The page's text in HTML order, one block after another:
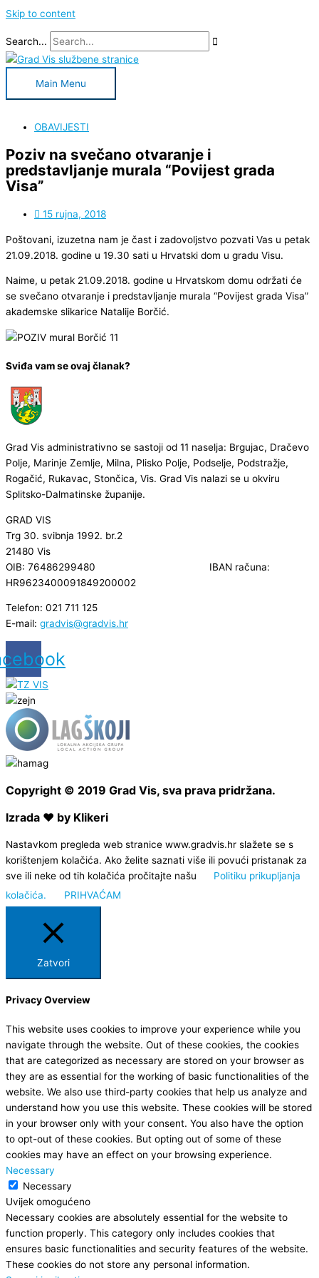
Skip to content
Search...
Main Menu
OBAVIJESTI
Poziv na svečano otvaranje i
predstavljanje murala “Povijest grada
Visa”
15 rujna, 2018
Poštovani, izuzetna nam je čast i zadovoljstvo pozvati Vas u petak
21.09.2018. godine u 19.30 sati u Hrvatski dom u gradu Visu.
Naime, u petak 21.09.2018. godine u Hrvatskom domu održati će
se svečano otvaranje i predstavljanje murala “Povijest grada Visa”
akademske slikarice Natalije Borčić.
Sviđa vam se ovaj članak?
Grad Vis administrativno se sastoji od 11 naselja: Brgujac, Dračevo
Polje, Marinje Zemlje, Milna, Plisko Polje, Podselje, Podstražje,
Rogačić, Rukavac, Stončica, Vis. Grad Vis nalazi se u okviru
Splitsko-Dalmatinske županije.
GRAD VIS
Trg 30. svibnja 1992. br.2
21480 Vis
OIB: 76486299480 IBAN računa:
HR9623400091849200002
Telefon: 021 711 125
E-mail: gradvis@gradvis.hr
Copyright © 2019 Grad Vis, sva prava pridržana.
Izrada ❤ by Klikeri
Nastavkom pregleda web stranice www.gradvis.hr slažete se s
korištenjem kolačića. Ako želite saznati više ili povući pristanak za
sve ili neke od tih kolačića pročitajte našu
Politiku prikupljanja
kolačića.
PRIHVAĆAM
Zatvori
Privacy Overview
This website uses cookies to improve your experience while you
navigate through the website. Out of these cookies, the cookies
that are categorized as necessary are stored on your browser as
they are as essential for the working of basic functionalities of the
website. We also use third-party cookies that help us analyze and
understand how you use this website. These cookies will be stored
in your browser only with your consent. You also have the option
to opt-out of these cookies. But opting out of some of these
cookies may have an effect on your browsing experience.
Necessary
Necessary
Uvijek omogućeno
Necessary cookies are absolutely essential for the website to
function properly. This category only includes cookies that
ensures basic functionalities and security features of the website.
These cookies do not store any personal information.